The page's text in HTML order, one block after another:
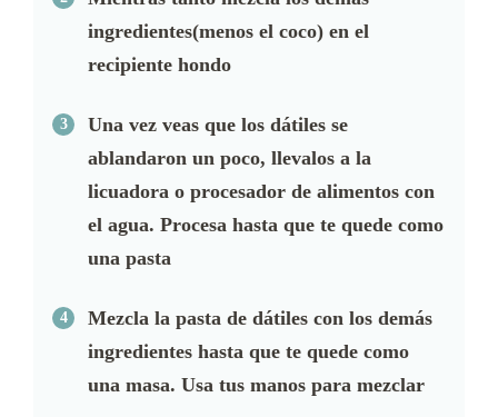
ingredientes(menos el coco) en el
recipiente hondo
Una vez veas que los dátiles se
ablandaron un poco, llevalos a la
licuadora o procesador de alimentos con
el agua. Procesa hasta que te quede como
una pasta
Mezcla la pasta de dátiles con los demás
ingredientes hasta que te quede como
una masa. Usa tus manos para mezclar